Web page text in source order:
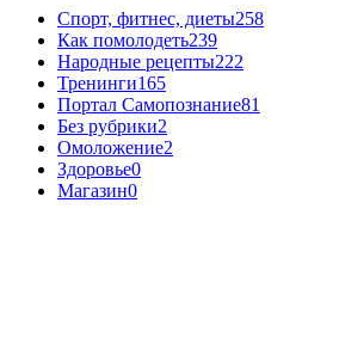
Спорт, фитнес, диеты258
Как помолодеть239
Народные рецепты222
Тренинги165
Портал Самопознание81
Без рубрики2
Омоложение2
Здоровье0
Магазин0